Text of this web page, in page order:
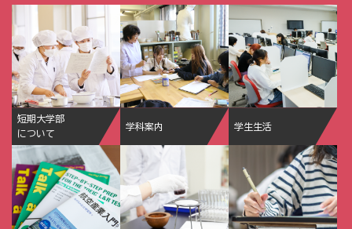
短期大学部
について
学科案内 学生生活